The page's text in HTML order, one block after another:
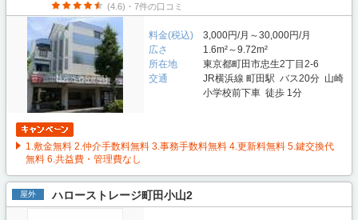
(4.6)・7件の口コミ
料金(税込)
3,000円/月～30,000円/月
広さ
1.6m²～9.72m²
所在地
東京都町田市忠生2丁目2-6
交通
JR横浜線 町田駅 バス20分 山崎
小学校前下車 徒歩 1分
1.敷金無料 2.仲介手数料無料 3.事務手数料無料 4.更新料無料 5.鍵交換代
無料 6.共益費・管理費なし
屋外 ハローストレージ町田小山2